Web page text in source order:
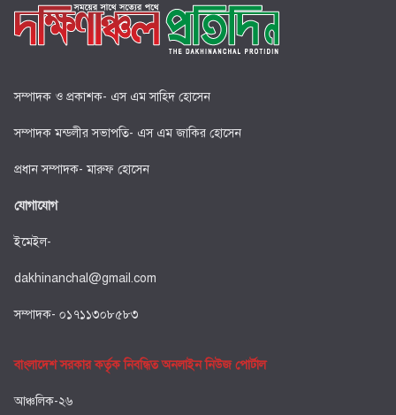
সম্পাদক ও প্রকাশক- এস এম সাহিদ হোসেন
সম্পাদক মন্ডলীর সভাপতি- এস এম জাকির হোসেন
প্রধান সম্পাদক- মারুফ হোসেন
যোগাযোগ
ইমেইল-
dakhinanchal@gmail.com
সম্পাদক- ০১৭১১৩০৮৫৮৩
বাংলাদেশ সরকার কর্তৃক নিবন্ধিত অনলাইন নিউজ পোর্টাল
আঞ্চলিক-২৬